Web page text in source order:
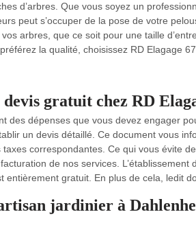
d’arbres. Que vous soyez un
peut s’occuper de la pose de votre
arbres, que ce soit pour une taille
la qualité, choisissez RD Elagage 67.
gratuit chez RD
des dépenses que vous devez engager
un devis détaillé. Ce document vous
correspondantes. Ce qui vous évite
de nos services. L’établissement
entièrement gratuit. En plus de cela, ledit
jardinier à